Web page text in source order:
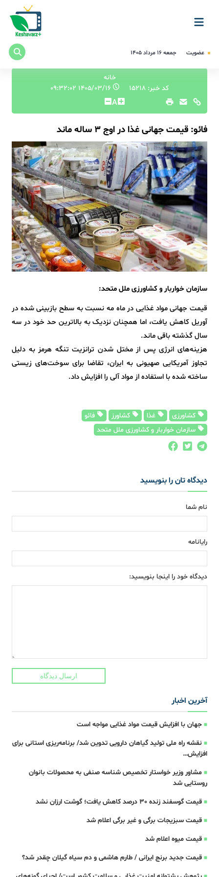
عضویت جمعه ۱۶ مرداد ۱۴۰۵
خانه
کد خبر: 15218
A
فائو: قیمت جهانی غذا در اوج ۳ ساله ماند
سازمان خواربار و کشاورزی ملل متحد:
️قیمت جهانی مواد غذایی در ماه مه نسبت به سطح بازبینی شده در
آوریل کاهش یافت، اما همچنان نزدیک به بالاترین حد خود در سه
سال گذشته باقی ماند.
️هزینه‌های انرژی پس از مختل شدن ترانزیت تنگه هرمز به دلیل
تجاوز آمریکایی صهیونی به ایران، تقاضا برای سوخت‌های زیستی
ساخته شده با استفاده از مواد آلی را افزایش داد.
کشاورزی غذا کشاورز
فائو
سازمان خواربار و کشاورزی ملل متحد
دیدگاه تان را بنویسید
نام شما
رایانامه
دیدگاه خود را اینجا بنویسید:
ارسال دیدگاه
آخرین اخبار
جهان با افزایش قیمت مواد غذایی مواجه است
نقشه راه ملی تولید گیاهان دارویی تدوین شد/ برنامه‌ریزی استانی برای
افزایش…
مشاور وزیر خواستار تخصیص شناسه صنفی به محصولات بانوان
روستایی شد
قیمت گوسفند زنده 30 درصد کاهش یافت؛ گوشت ارزان نشد
قیمت سبزیجات برگی و غیر برگی اعلام شد
قیمت میوه اعلام شد
قیمت جدید برنج ایرانی / طارم هاشمی و دم سیاه گیلان چقدر شد؟